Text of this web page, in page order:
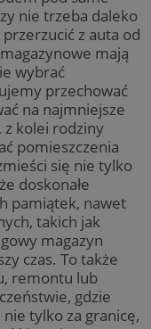
nie trzeba daleko
z auta od
mają
wybrać
przechować
na najmniejsze
z kolei rodziny
pomieszczenia
się nie tylko
doskonałe
pamiątek, nawet
takich jak
magazyn
czas. To także
remontu lub
gdzie
tylko za granicę,